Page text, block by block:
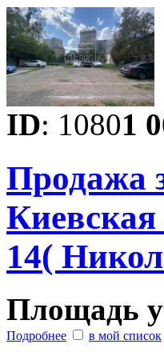
ID: 10801
Продажа
14(
Площадь
Подробнее в мой список